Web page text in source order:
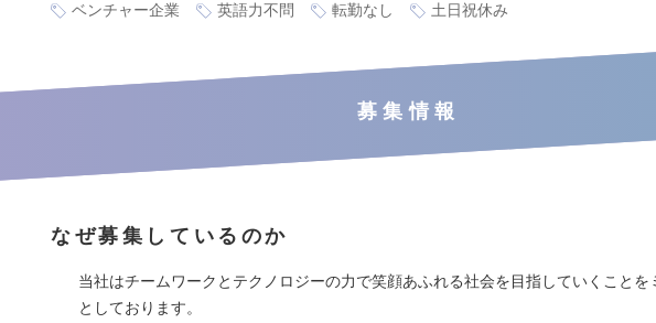
ベンチャー企業 英語力不問 転勤なし 土日祝休み
募集情報
なぜ募集しているのか
当社はチームワークとテクノロジーの力で笑顔あふれる社会を目指していくことを
としております。